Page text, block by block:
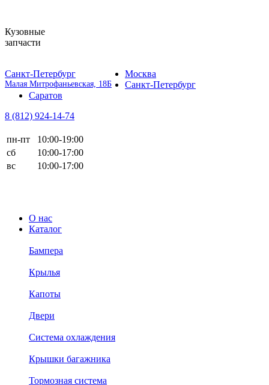
Кузовные
запчасти
Санкт-Петербург
Малая Митрофаньевская, 18Б
Москва
Санкт-Петербург
Саратов
8 (812) 924-14-74
пн-пт
10:00-19:00
сб
10:00-17:00
вс
10:00-17:00
О нас
Каталог
Бампера
Крылья
Капоты
Двери
Система охлаждения
Крышки багажника
Тормозная система